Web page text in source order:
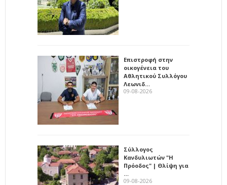
Επιστροφή στην
οικογένεια του
Αθλητικού Συλλόγου
Λεωνιδ…
09-08-2026
Σύλλογος
Κανδυλιωτών "Η
Πρόοδος" | Θλίψη για
…
09-08-2026